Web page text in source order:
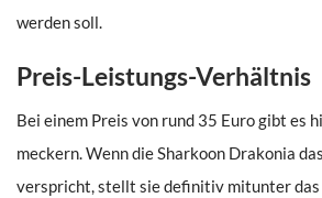
werden soll.
Preis-Leistungs-Verhältnis
Bei einem Preis von rund 35 Euro gibt es
meckern. Wenn die Sharkoon Drakonia
verspricht, stellt sie definitiv mitunter